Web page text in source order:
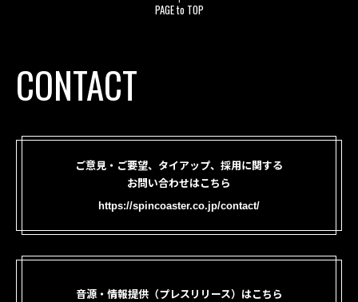
PAGE to TOP
CONTACT
ご意見・ご要望、タイアップ、採用に関する
お問い合わせはこちら
https://spincoaster.co.jp/contact/
音源・情報提供（プレスリリース）はこちら